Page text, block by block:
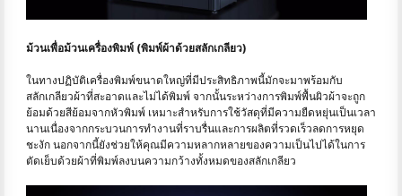
ม้วนเพื่อม้วนเครื่องพิมพ์ (พิมพ์ผ้าด้วยสลักเกลียว)
ในทางปฏิบัติเครื่องพิมพ์ขนาดใหญ่ที่มีประสิทธิภาพนี้มักจะมาพร้อมกับ
สลักเกลียวผ้าที่สะอาดและไม่ได้พิมพ์ จากนั้นระหว่างการพิมพ์พื้นผิวผ้าจะถูก
ย้อมด้วยสีย้อมจากหัวพิมพ์ เหมาะสำหรับการใช้วัสดุที่มีความยืดหยุ่นเป็นเวลา
นานเนื่องจากกระบวนการทำงานที่ราบรื่นและการผลิตที่รวดเร็วลดการหยุด
ชะงัก นอกจากนี้ยังช่วยให้คุณมีความหลากหลายของความเป็นไปได้ในการ
ตัดเย็บด้วยผ้าที่พิมพ์ลงบนความกว้างทั้งหมดของสลักเกลียว